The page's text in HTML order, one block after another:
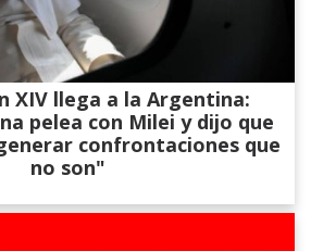
XIV llega a la Argentina:
pelea con Milei y dijo que
confrontaciones que
no son"